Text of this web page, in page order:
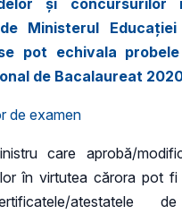
și concursurilor
Ministerul
pot echivala
de Bacalaureat
de examen
care aprobă/
în virtutea cărora pot
atestatele